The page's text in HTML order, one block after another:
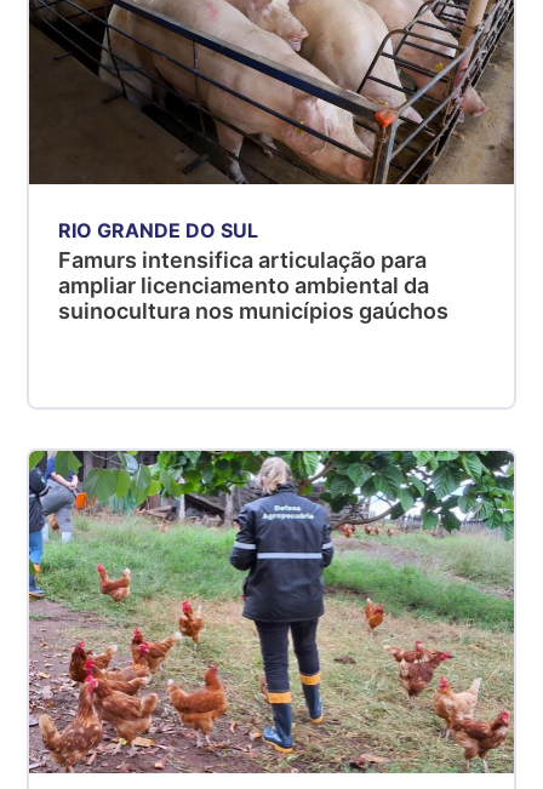
RIO GRANDE DO SUL
Famurs intensifica articulação para
ampliar licenciamento ambiental da
suinocultura nos municípios gaúchos